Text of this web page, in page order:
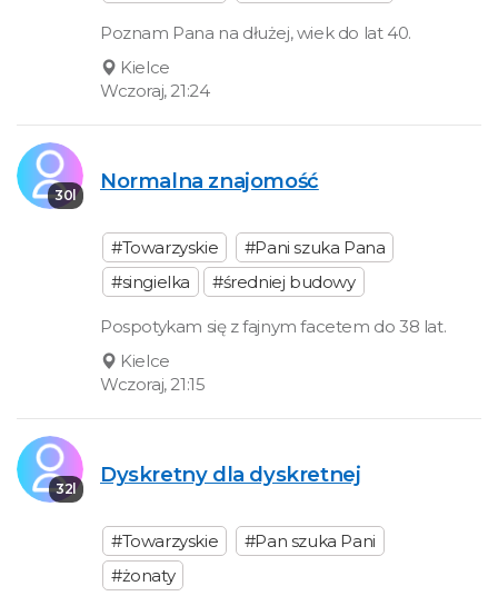
Poznam Pana na dłużej, wiek do lat 40.
Kielce
Wczoraj, 21:24
30l
Normalna znajomość
#Towarzyskie
#Pani szuka Pana
#singielka
#średniej budowy
Pospotykam się z fajnym facetem do 38 lat.
Kielce
Wczoraj, 21:15
32l
Dyskretny dla dyskretnej
#Towarzyskie
#Pan szuka Pani
#żonaty